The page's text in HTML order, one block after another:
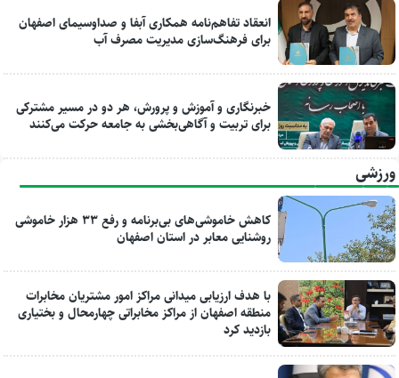
انعقاد تفاهم‌نامه همکاری آبفا و صداوسیمای اصفهان
برای فرهنگ‌سازی مدیریت مصرف آب
خبرنگاری و آموزش و پرورش، هر دو در مسیر مشترکی
برای تربیت و آگاهی‌بخشی به جامعه حرکت می‌کنند
ورزشی
کاهش خاموشی‌های بی‌برنامه و رفع ۳۳ هزار خاموشی
روشنایی معابر در استان اصفهان
با هدف ارزیابی میدانی مراکز امور مشتریان مخابرات
منطقه اصفهان از مراکز مخابراتی چهارمحال و بختیاری
بازدید کرد